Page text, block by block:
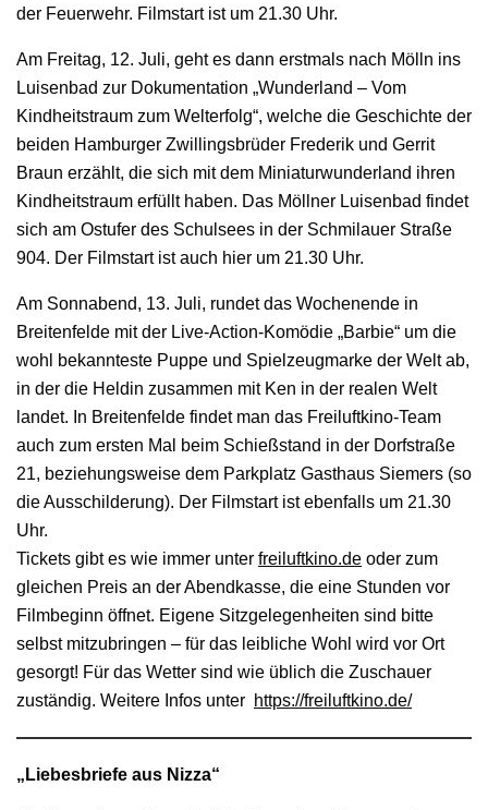
der Feuerwehr. Filmstart ist um 21.30 Uhr.
Am Freitag, 12. Juli, geht es dann erstmals nach Mölln ins
Luisenbad zur Dokumentation „Wunderland – Vom
Kindheitstraum zum Welterfolg“, welche die Geschichte der
beiden Hamburger Zwillingsbrüder Frederik und Gerrit
Braun erzählt, die sich mit dem Miniaturwunderland ihren
Kindheitstraum erfüllt haben. Das Möllner Luisenbad findet
sich am Ostufer des Schulsees in der Schmilauer Straße
904. Der Filmstart ist auch hier um 21.30 Uhr.
Am Sonnabend, 13. Juli, rundet das Wochenende in
Breitenfelde mit der Live-Action-Komödie „Barbie“ um die
wohl bekannteste Puppe und Spielzeugmarke der Welt ab,
in der die Heldin zusammen mit Ken in der realen Welt
landet. In Breitenfelde findet man das Freiluftkino-Team
auch zum ersten Mal beim Schießstand in der Dorfstraße
21, beziehungsweise dem Parkplatz Gasthaus Siemers (so
die Ausschilderung). Der Filmstart ist ebenfalls um 21.30
Uhr.
Tickets gibt es wie immer unter freiluftkino.de oder zum
gleichen Preis an der Abendkasse, die eine Stunden vor
Filmbeginn öffnet. Eigene Sitzgelegenheiten sind bitte
selbst mitzubringen – für das leibliche Wohl wird vor Ort
gesorgt! Für das Wetter sind wie üblich die Zuschauer
zuständig. Weitere Infos unter https://freiluftkino.de/
„Liebesbriefe aus Nizza“